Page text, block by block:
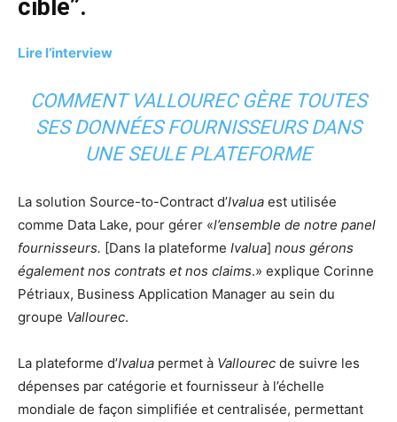
cible”.
Lire l’interview
COMMENT VALLOUREC GÈRE TOUTES
SES DONNÉES FOURNISSEURS DANS
UNE SEULE PLATEFORME
La solution Source-to-Contract d’Ivalua est utilisée
comme Data Lake, pour gérer «l’ensemble de notre panel
fournisseurs. [Dans la plateforme Ivalua] nous gérons
également nos contrats et nos claims.» explique Corinne
Pétriaux, Business Application Manager au sein du
groupe Vallourec.
La plateforme d’Ivalua permet à Vallourec de suivre les
dépenses par catégorie et fournisseur à l’échelle
mondiale de façon simplifiée et centralisée, permettant